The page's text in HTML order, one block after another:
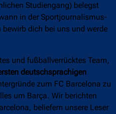
Studiengang) belegst
in der Sportjournalismus-
dich bei uns und werde
und fußballverrücktes Team,
deutschsprachigen
zum FC Barcelona zu
um Barça. Wir berichten
beliefern unsere Leser